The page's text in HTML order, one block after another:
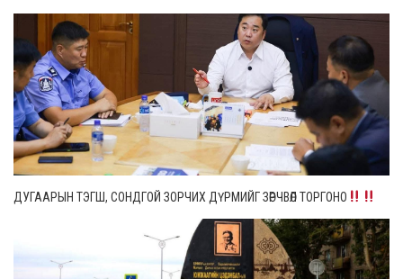
ДУГААРЫН ТЭГШ, СОНДГОЙ ЗОРЧИХ ДҮРМИЙГ ЗӨРЧВӨЛ ТОРГОНО